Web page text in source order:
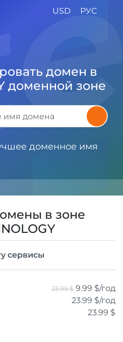
USD РУС
домен в
доменной зоне
доменное имя
Зона .TECHNOLOGY
в зоне
сервисы
23.99 $ 9.99 $/год
23.99 $/год
23.99 $